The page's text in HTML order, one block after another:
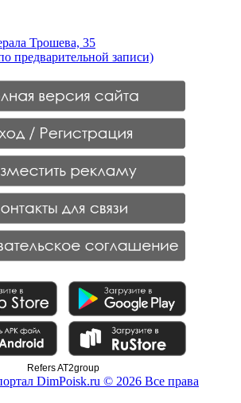
Трошева, 35
предварительной записи)
Refers AT2group
DimPoisk.ru © 2026 Все права